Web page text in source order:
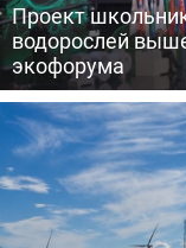
Проект
водорослей
экофорума